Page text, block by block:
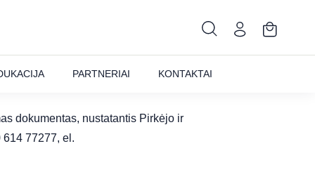
PARTNERIAI KONTAKTAI
dokumentas, nustatantis Pirkėjo ir
614 77277, el.